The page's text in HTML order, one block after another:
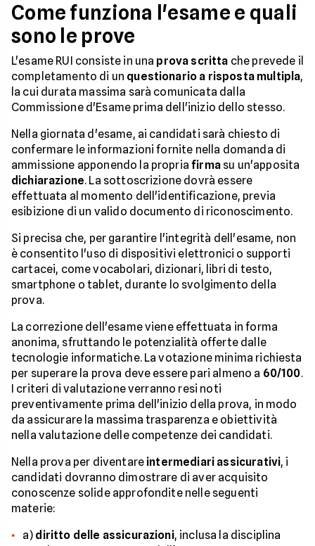
Come funziona l'esame e quali
sono le prove
L'esame RUI consiste in una prova scritta che prevede il
completamento di un questionario a risposta multipla,
la cui durata massima sarà comunicata dalla
Commissione d'Esame prima dell'inizio dello stesso.
Nella giornata d'esame, ai candidati sarà chiesto di
confermare le informazioni fornite nella domanda di
ammissione apponendo la propriafirmasu un'apposita
dichiarazione. La sottoscrizione dovrà essere
effettuata al momento dell'identificazione, previa
esibizione di un valido documento di riconoscimento.
Si precisa che, per garantire l'integrità dell'esame, non
è consentito l'uso di dispositivi elettronici o supporti
cartacei, come vocabolari, dizionari, libri di testo,
smartphone o tablet, durante lo svolgimento della
prova.
La correzione dell'esame viene effettuata in forma
anonima, sfruttando le potenzialità offerte dalle
tecnologie informatiche. La votazione minima richiesta
per superare la prova deve essere pari almeno a 60/100.
I criteri di valutazione verranno resi noti
preventivamente prima dell'inizio della prova, in modo
da assicurare la massima trasparenza e obiettività
nella valutazione delle competenze dei candidati.
Nella prova per diventare intermediari assicurativi, i
candidati dovranno dimostrare di aver acquisito
conoscenze solide approfondite nelle seguenti
materie:
a) diritto delle assicurazioni, inclusa la disciplina